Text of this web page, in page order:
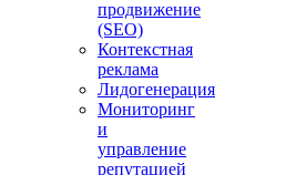
продвижение
(SEO)
Контекстная
реклама
Лидогенерация
Мониторинг
и
управление
репутацией